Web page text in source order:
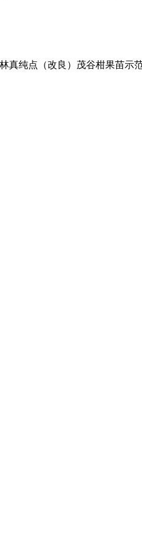
真纯点（改良）茂谷柑果苗示